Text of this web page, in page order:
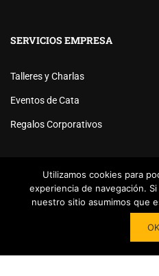
SERVICIOS EMPRESA
Talleres y Charlas
Eventos de Cata
Regalos Corporativos
Powered byTea Institute
Utilizamos cookies para
experiencia de navegación.
nuestro sitio asumimos que
OK